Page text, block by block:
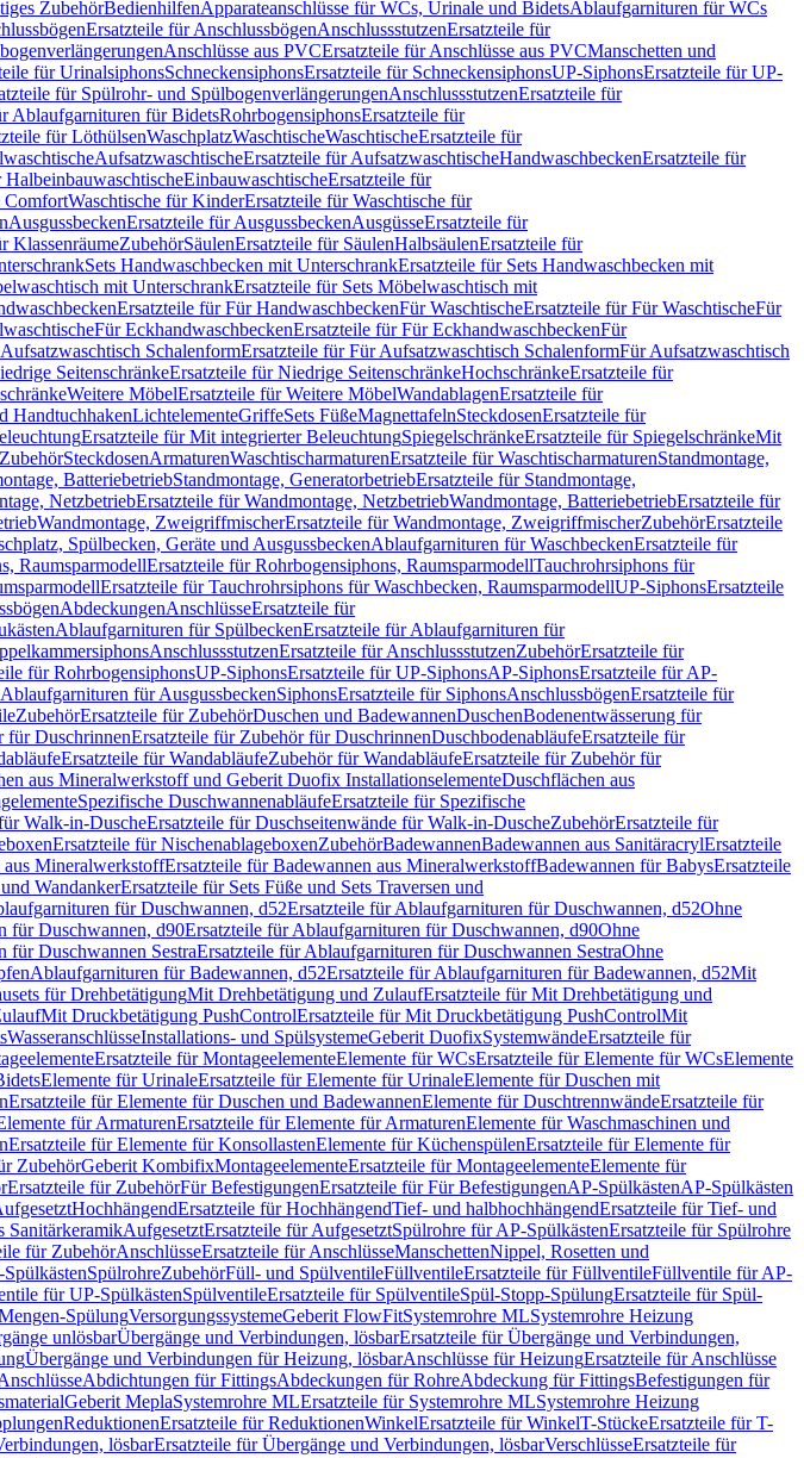
ZubehörBedienhilfenApparateanschlüsse für WCs, Urinale und BidetsAblaufgarnituren für WCs
Ersatzteile für AnschlussbögenAnschlussstutzenErsatzteile für
Anschlüsse aus PVCErsatzteile für Anschlüsse aus PVCManschetten und
für UrinalsiphonsSchneckensiphonsErsatzteile für SchneckensiphonsUP-SiphonsErsatzteile für UP-
für Spülrohr- und SpülbogenverlängerungenAnschlussstutzenErsatzteile für
Ablaufgarnituren für BidetsRohrbogensiphonsErsatzteile für
für LöthülsenWaschplatzWaschtischeWaschtischeErsatzteile für
AufsatzwaschtischeErsatzteile für AufsatzwaschtischeHandwaschbeckenErsatzteile für
HalbeinbauwaschtischeEinbauwaschtischeErsatzteile für
ComfortWaschtische für KinderErsatzteile für Waschtische für
AusgussbeckenErsatzteile für AusgussbeckenAusgüsseErsatzteile für
KlassenräumeZubehörSäulenErsatzteile für SäulenHalbsäulenErsatzteile für
Sets Handwaschbecken mit UnterschrankErsatzteile für Sets Handwaschbecken mit
mit UnterschrankErsatzteile für Sets Möbelwaschtisch mit
Ersatzteile für Für HandwaschbeckenFür WaschtischeErsatzteile für Für WaschtischeFür
Für EckhandwaschbeckenErsatzteile für Für EckhandwaschbeckenFür
SchalenformErsatzteile für Für Aufsatzwaschtisch SchalenformFür Aufsatzwaschtisch
SeitenschränkeErsatzteile für Niedrige SeitenschränkeHochschränkeErsatzteile für
Weitere MöbelErsatzteile für Weitere MöbelWandablagenErsatzteile für
HandtuchhakenLichtelementeGriffeSets FüßeMagnettafelnSteckdosenErsatzteile für
Ersatzteile für Mit integrierter BeleuchtungSpiegelschränkeErsatzteile für SpiegelschränkeMit
SteckdosenArmaturenWaschtischarmaturenErsatzteile für WaschtischarmaturenStandmontage,
BatteriebetriebStandmontage, GeneratorbetriebErsatzteile für Standmontage,
NetzbetriebErsatzteile für Wandmontage, NetzbetriebWandmontage, BatteriebetriebErsatzteile für
Wandmontage, ZweigriffmischerErsatzteile für Wandmontage, ZweigriffmischerZubehörErsatzteile
Spülbecken, Geräte und AusgussbeckenAblaufgarnituren für WaschbeckenErsatzteile für
RaumsparmodellErsatzteile für Rohrbogensiphons, RaumsparmodellTauchrohrsiphons für
Ersatzteile für Tauchrohrsiphons für Waschbecken, RaumsparmodellUP-SiphonsErsatzteile
AbdeckungenAnschlüsseErsatzteile für
Ablaufgarnituren für SpülbeckenErsatzteile für Ablaufgarnituren für
AnschlussstutzenErsatzteile für AnschlussstutzenZubehörErsatzteile für
für RohrbogensiphonsUP-SiphonsErsatzteile für UP-SiphonsAP-SiphonsErsatzteile für AP-
für AusgussbeckenSiphonsErsatzteile für SiphonsAnschlussbögenErsatzteile für
ZubehörErsatzteile für ZubehörDuschen und BadewannenDuschenBodenentwässerung für
für DuschrinnenErsatzteile für Zubehör für DuschrinnenDuschbodenabläufeErsatzteile für
Ersatzteile für WandabläufeZubehör für WandabläufeErsatzteile für Zubehör für
aus Mineralwerkstoff und Geberit Duofix InstallationselementeDuschflächen aus
Spezifische DuschwannenabläufeErsatzteile für Spezifische
Walk-in-DuscheErsatzteile für Duschseitenwände für Walk-in-DuscheZubehörErsatzteile für
Ersatzteile für NischenablageboxenZubehörBadewannenBadewannen aus SanitäracrylErsatzteile
aus MineralwerkstoffErsatzteile für Badewannen aus MineralwerkstoffBadewannen für BabysErsatzteile
WandankerErsatzteile für Sets Füße und Sets Traversen und
für Duschwannen, d52Ersatzteile für Ablaufgarnituren für Duschwannen, d52Ohne
für Duschwannen, d90Ersatzteile für Ablaufgarnituren für Duschwannen, d90Ohne
für Duschwannen SestraErsatzteile für Ablaufgarnituren für Duschwannen SestraOhne
Ablaufgarnituren für Badewannen, d52Ersatzteile für Ablaufgarnituren für Badewannen, d52Mit
für DrehbetätigungMit Drehbetätigung und ZulaufErsatzteile für Mit Drehbetätigung und
Mit Druckbetätigung PushControlErsatzteile für Mit Druckbetätigung PushControlMit
WasseranschlüsseInstallations- und SpülsystemeGeberit DuofixSystemwändeErsatzteile für
Ersatzteile für MontageelementeElemente für WCsErsatzteile für Elemente für WCsElemente
Elemente für UrinaleErsatzteile für Elemente für UrinaleElemente für Duschen mit
Ersatzteile für Elemente für Duschen und BadewannenElemente für DuschtrennwändeErsatzteile für
für ArmaturenErsatzteile für Elemente für ArmaturenElemente für Waschmaschinen und
Ersatzteile für Elemente für KonsollastenElemente für KüchenspülenErsatzteile für Elemente für
ZubehörGeberit KombifixMontageelementeErsatzteile für MontageelementeElemente für
Ersatzteile für ZubehörFür BefestigungenErsatzteile für Für BefestigungenAP-SpülkästenAP-Spülkästen
HochhängendErsatzteile für HochhängendTief- und halbhochhängendErsatzteile für Tief- und
SanitärkeramikAufgesetztErsatzteile für AufgesetztSpülrohre für AP-SpülkästenErsatzteile für Spülrohre
für ZubehörAnschlüsseErsatzteile für AnschlüsseManschettenNippel, Rosetten und
SpülrohreZubehörFüll- und SpülventileFüllventileErsatzteile für FüllventileFüllventile für AP-
für UP-SpülkästenSpülventileErsatzteile für SpülventileSpül-Stopp-SpülungErsatzteile für Spül-
SpülungVersorgungssystemeGeberit FlowFitSystemrohre MLSystemrohre Heizung
unlösbarÜbergänge und Verbindungen, lösbarErsatzteile für Übergänge und Verbindungen,
Übergänge und Verbindungen für Heizung, lösbarAnschlüsse für HeizungErsatzteile für Anschlüsse
Abdichtungen für FittingsAbdeckungen für RohreAbdeckung für FittingsBefestigungen für
Geberit MeplaSystemrohre MLErsatzteile für Systemrohre MLSystemrohre Heizung
ReduktionenErsatzteile für ReduktionenWinkelErsatzteile für WinkelT-StückeErsatzteile für T-
lösbarErsatzteile für Übergänge und Verbindungen, lösbarVerschlüsseErsatzteile für